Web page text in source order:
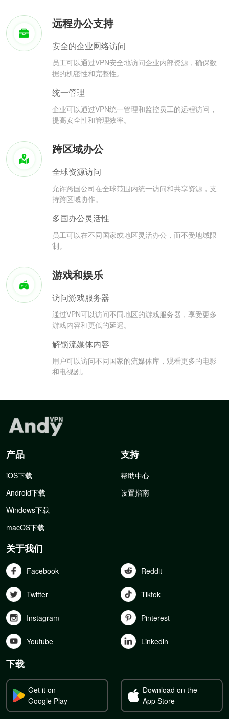
远程办公支持
安全的企业网络访问
员工可以通过VPN安全地访问企业内部资源，确保数
据的机密性和完整性。
统一管理
企业可以通过VPN统一管理和监控员工的远程访问，
提高安全性和管理效率。
跨区域办公
全球资源访问
允许跨国公司在全球范围内统一访问和共享资源，支
持跨区域协作。
多国办公灵活性
员工可以在不同国家或地区灵活办公，而不受地域限
制。
游戏和娱乐
访问游戏服务器
通过VPN可以访问不同地区的游戏服务器，享受更多
游戏内容和更低的延迟。
解锁流媒体内容
用户可以访问不同国家的流媒体库，观看更多的电影
和电视剧。
产品
iOS下载
Android下载
Windows下载
macOS下载
支持
帮助中心
设置指南
关于我们
Facebook Reddit
Twitter Tiktok
Instagram Pinterest
Youtube Linkedln
下载
Get it on
Google Play
Download on the
App Store